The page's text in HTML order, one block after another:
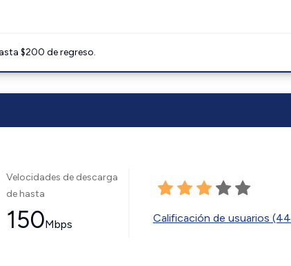
$200 de regreso.
Velocidades de descarga
de hasta
150Mbps Calificación de usuarios